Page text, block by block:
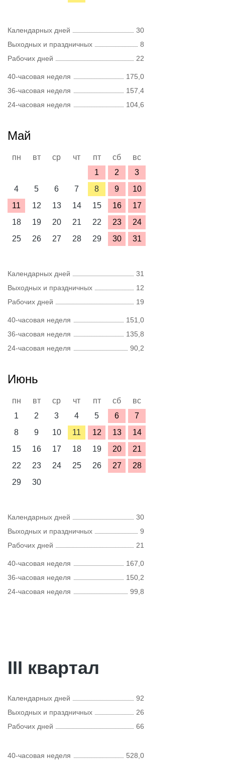
Календарных дней
30
Выходных и праздничных
8
Рабочих дней
22
40-часовая неделя
175,0
36-часовая неделя
157,4
24-часовая неделя
104,6
Май
пн вт ср чт пт сб
вс
1
2
3
4
5 6 7 8 9
10
11
12 13 14 15 16
17
18
19 20 21 22 23
24
25
26 27 28 29 30 31
Календарных дней
31
Выходных и праздничных
12
Рабочих дней
19
40-часовая неделя
151,0
36-часовая неделя
135,8
24-часовая неделя
90,2
Июнь
пн вт ср чт пт сб
вс
1
2 3 4 5 6
7
8
9 10 11 12 13
14
15
16 17 18 19 20
21
22
23 24 25 26 27
28
29
30
Календарных дней
30
Выходных и праздничных
9
Рабочих дней
21
40-часовая неделя
167,0
36-часовая неделя
150,2
24-часовая неделя
99,8
III квартал
Календарных дней
92
Выходных и праздничных
26
Рабочих дней
66
40-часовая неделя 528,0